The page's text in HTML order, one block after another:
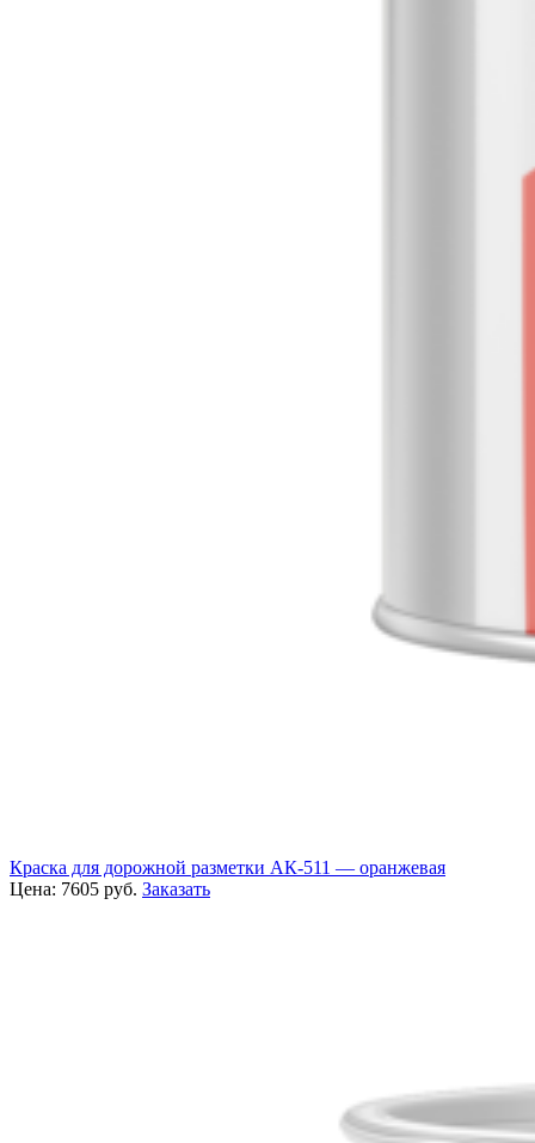
Краска для дорожной разметки АК-511 — оранжевая
Цена: 7605 руб. Заказать